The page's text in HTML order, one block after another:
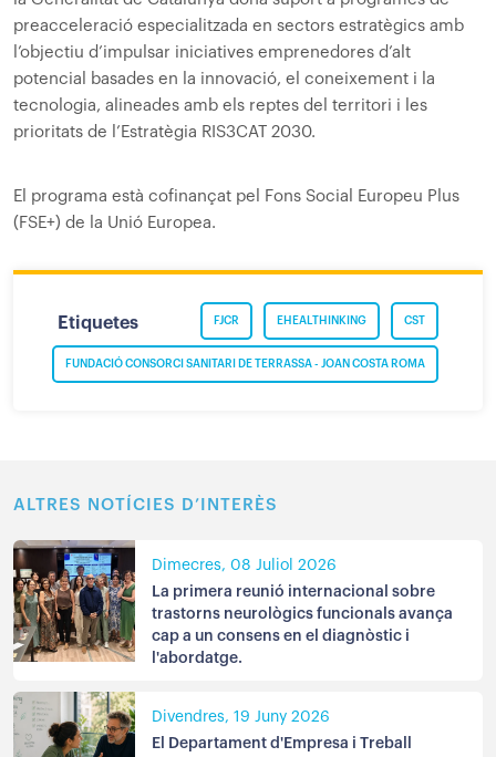
preacceleració especialitzada en sectors estratègics amb
l’objectiu d’impulsar iniciatives emprenedores d’alt
potencial basades en la innovació, el coneixement i la
tecnologia, alineades amb els reptes del territori i les
prioritats de l’Estratègia RIS3CAT 2030.
El programa està cofinançat pel Fons Social Europeu Plus
(FSE+) de la Unió Europea.
Etiquetes CST
EHEALTHINKING
FJCR
FUNDACIÓ CONSORCI SANITARI DE TERRASSA - JOAN COSTA ROMA
ALTRES NOTÍCIES D’INTERÈS
Dimecres, 08 Juliol 2026
La primera reunió internacional sobre
trastorns neurològics funcionals avança
cap a un consens en el diagnòstic i
l'abordatge.
Divendres, 19 Juny 2026
El Departament d'Empresa i Treball